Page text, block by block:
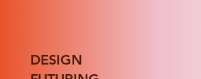
DESIGN